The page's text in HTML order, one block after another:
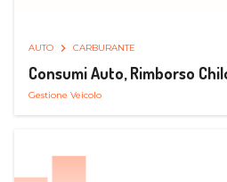
AUTO CARBURANTE
Consumi Auto, Rimborso
Gestione Veicolo